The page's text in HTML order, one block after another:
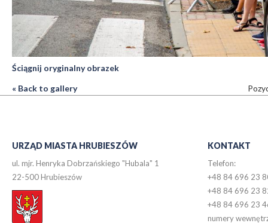
Ściągnij oryginalny obrazek
« Back to gallery
URZĄD MIASTA HRUBIESZÓW
ul. mjr. Henryka Dobrzańskiego "Hubala" 1
22-500 Hrubieszów
KONTAKT
Telefon:
+48 84 696 23
+48 84 696 23
+48 84 696 23
numery